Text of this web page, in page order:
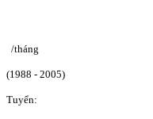
/tháng
(1988 - 2005)
Tuyển: